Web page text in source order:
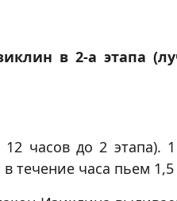
в 2-а этапа
часов до 2 этапа).
течение часа пьем